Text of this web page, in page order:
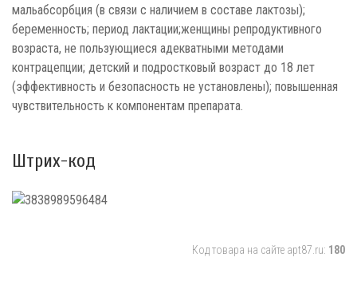
мальабсорбция (в связи с наличием в составе лактозы);
беременность; период лактации;женщины репродуктивного
возраста, не пользующиеся адекватными методами
контрацепции; детский и подростковый возраст до 18 лет
(эффективность и безопасность не установлены); повышенная
чувствительность к компонентам препарата.
Штрих-код
Код товара на сайте apt87.ru: 180